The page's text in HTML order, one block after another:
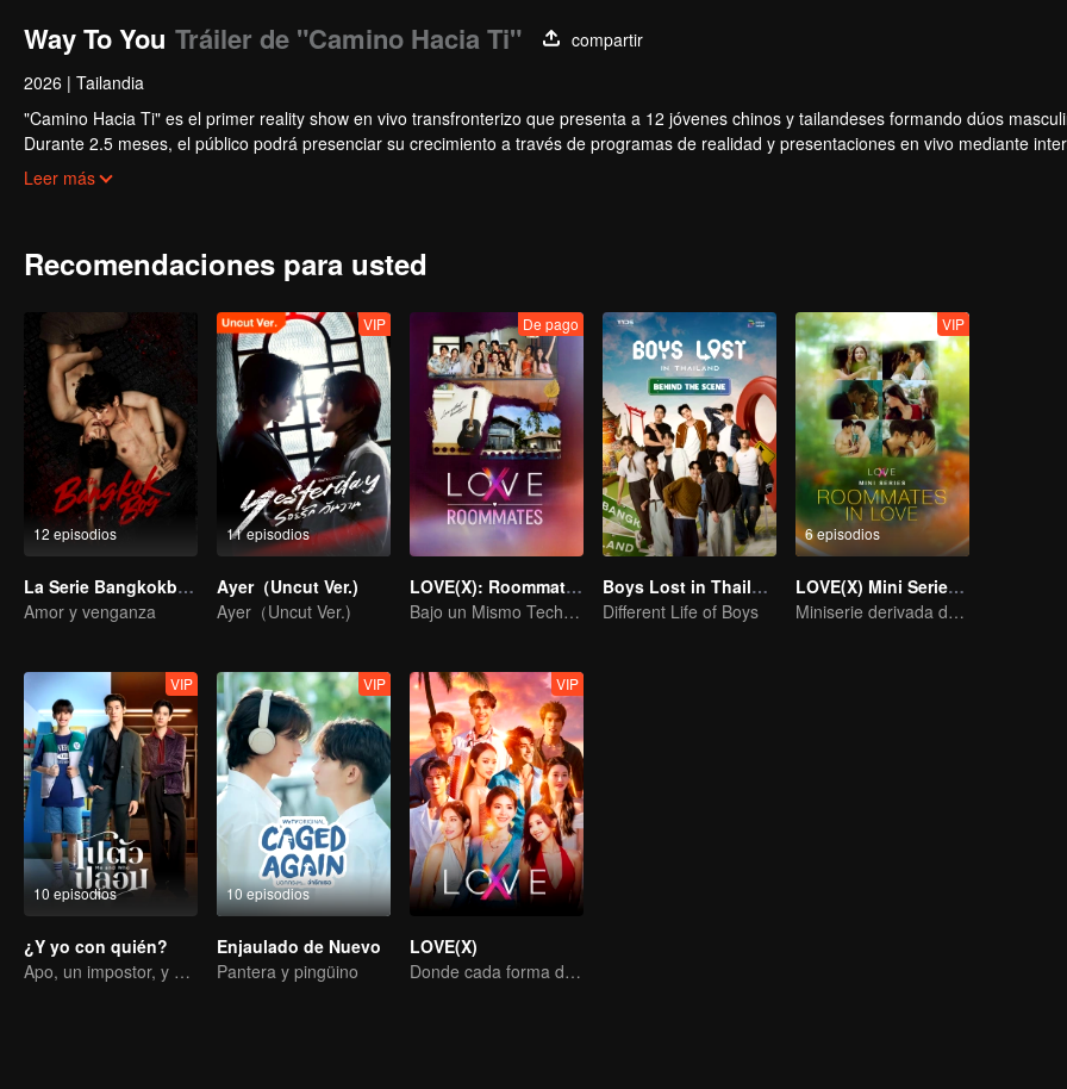
Way To You Tráiler de "Camino Hacia Ti"
compartir
2026 | Tailandia
"Camino Hacia Ti" es el primer reality show en vivo transfronterizo que presenta a 12 jóvenes chinos y tailandeses formando dúos
Durante 2.5 meses, el público podrá presenciar su crecimiento a través de programas de realidad y presentaciones en vivo mediante
multiplataforma. Los espectadores participan directamente en el desarrollo de sus ídolos a través de votaciones y apoyo, observando el
Leer más
Recomendaciones para usted
12 episodios
La Serie Bangkokboy (versión TV)
Amor y venganza
11 episodios
VIP
Ayer（Uncut Ver.)
Ayer（Uncut Ver.)
De pago
LOVE(X): Roommates
Bajo un Mismo Techo, ¡Corazones Liberados! El Especial de Compañeros de Piso LOVE(X)
Boys Lost in Thailand·Behind the Scene
Different Life of Boys
6 episodios
VIP
LOVE(X) Mini Series: Roommates In Love
Miniserie derivada de LOVE(X)
10 episodios
VIP
¿Y yo con quién?
Apo, un impostor, y su prometida tienen la capacidad de leer la mente.
10 episodios
VIP
Enjaulado de Nuevo
Pantera y pingüino
VIP
LOVE(X)
Donde cada forma de amor se encuentra, cada latido del corazón tiene su color